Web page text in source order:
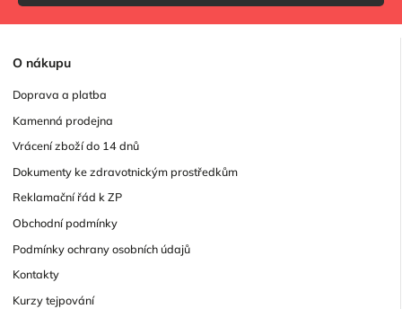
O nákupu
Doprava a platba
Kamenná prodejna
Vrácení zboží do 14 dnů
Dokumenty ke zdravotnickým prostředkům
Reklamační řád k ZP
Obchodní podmínky
Podmínky ochrany osobních údajů
Kontakty
Kurzy tejpování